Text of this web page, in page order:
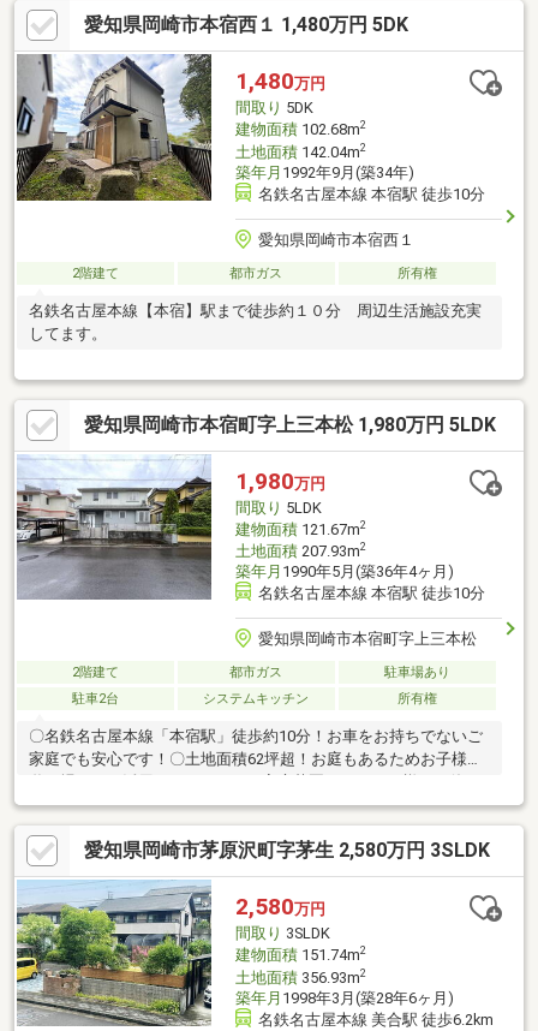
約8分・セブンイレブン岡崎蓑川新町店：徒歩約19分・ココカラ
ファイン美合店：徒歩約19分・美合保育園：徒歩約21分・美合郵
便局：徒歩約23分・Felna美合店：徒歩約30分
愛知県岡崎市本宿西１ 1,480万円 5DK
1,480万円
間取り 5DK
建物面積102.68m2
土地面積142.04m2
築年月 1992年9月(築34年)
名鉄名古屋本線 本宿駅 徒歩10分
愛知県岡崎市本宿西１
2階建て 都市ガス 所有権
名鉄名古屋本線【本宿】駅まで徒歩約１０分 周辺生活施設充実
してます。
愛知県岡崎市本宿町字上三本松 1,980万円 5LDK
1,980万円
間取り 5LDK
建物面積121.67m2
土地面積207.93m2
築年月 1990年5月(築36年4ヶ月)
名鉄名古屋本線 本宿駅 徒歩10分
愛知県岡崎市本宿町字上三本松
2階建て 都市ガス
駐車場あり
駐車2台
システムキッチン 所有権
〇名鉄名古屋本線「本宿駅」徒歩約10分！お車をお持ちでないご
家庭でも安心です！〇土地面積62坪超！お庭もあるためお子様の
方ができます！〇音羽/蒲郡ICまで車で約11分！お車での遠出も
楽々！〇本宿小学校まで徒歩約1分！お子様の通学時は安心してお
家から見送ることができます！〇リフォームも承っておりますの
で、お気軽にお問い合わせください！
愛知県岡崎市茅原沢町字茅生 2,580万円 3SLDK
2,580万円
間取り 3SLDK
建物面積151.74m2
土地面積356.93m2
築年月 1998年3月(築28年6ヶ月)
名鉄名古屋本線 美合駅 徒歩6.2km